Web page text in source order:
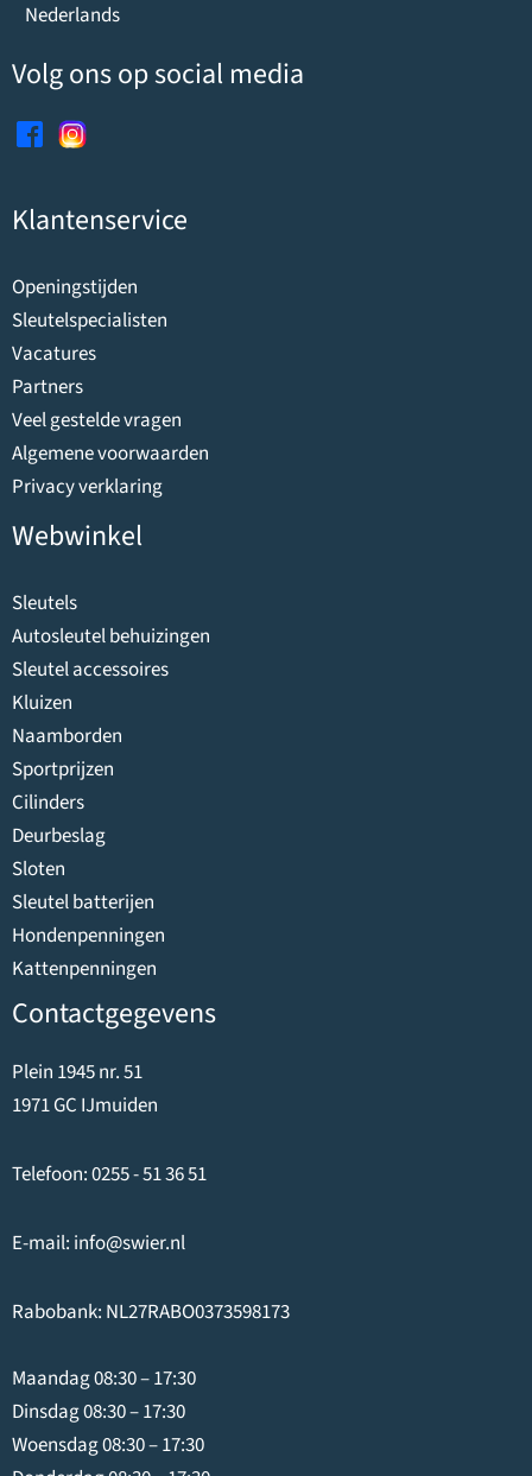
Nederlands
Volg ons op social media
Klantenservice
Openingstijden
Sleutelspecialisten
Vacatures
Partners
Veel gestelde vragen
Algemene voorwaarden
Privacy verklaring
Webwinkel
Sleutels
Autosleutel behuizingen
Sleutel accessoires
Kluizen
Naamborden
Sportprijzen
Cilinders
Deurbeslag
Sloten
Sleutel batterijen
Hondenpenningen
Kattenpenningen
Contactgegevens
Plein 1945 nr. 51
1971 GC IJmuiden
Telefoon:0255 - 51 36 51
E-mail: info@swier.nl
Rabobank: NL27RABO0373598173
Maandag 08:30 – 17:30
Dinsdag 08:30 – 17:30
Woensdag 08:30 – 17:30